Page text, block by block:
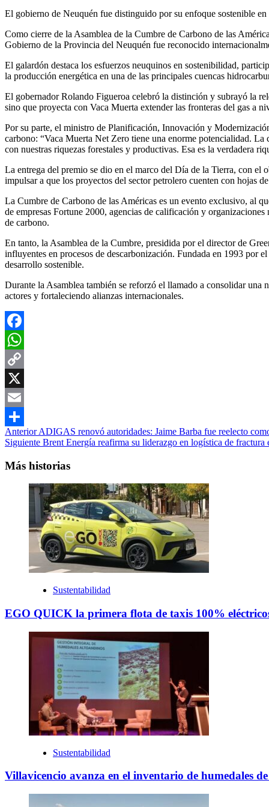
Compartir
El gobierno de Neuquén fue distinguido por su enfoque sostenible
Como cierre de la Asamblea de la Cumbre de Carbono de las
Gobierno de la Provincia del Neuquén fue reconocido
El galardón destaca los esfuerzos neuquinos en sostenibilidad,
la producción energética en una de las principales cuencas
El gobernador Rolando Figueroa celebró la distinción y subrayó la
sino que proyecta con Vaca Muerta extender las fronteras del gas a
Por su parte, el ministro de Planificación, Innovación y
carbono: “Vaca Muerta Net Zero tiene una enorme potencialidad.
con nuestras riquezas forestales y productivas. Esa es la verdadera
La entrega del premio se dio en el marco del Día de la Tierra, con el
impulsar a que los proyectos del sector petrolero cuenten con hojas
La Cumbre de Carbono de las Américas es un evento exclusivo, al
de empresas Fortune 2000, agencias de calificación y
de carbono.
En tanto, la Asamblea de la Cumbre, presidida por el director de
influyentes en procesos de descarbonización. Fundada en 1993 por
desarrollo sostenible.
Durante la Asamblea también se reforzó el llamado a consolidar
actores y fortaleciendo alianzas internacionales.
Facebook
WhatsApp
Copy
Link
X
Email
Compartir
Navegación
de
entradas
AnteriorADIGAS renovó autoridades: Jaime Barba fue reelecto
Siguiente Brent Energía reafirma su liderazgo en logística de fractura
Más historias
Sustentabilidad
EGO QUICK la primera flota de taxis 100%
Sustentabilidad
Villavicencio avanza en el inventario de humedales